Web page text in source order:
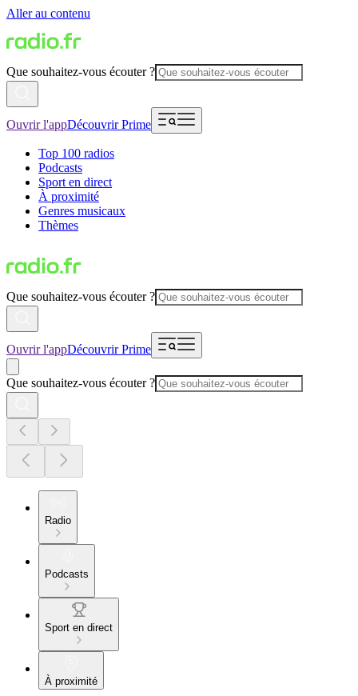
Aller au contenu
Que souhaitez-vous écouter ?
Ouvrir l'appDécouvrir Prime
Top 100 radios
Podcasts
Sport en direct
À proximité
Genres musicaux
Thèmes
Que souhaitez-vous écouter ?
Ouvrir l'appDécouvrir Prime
Que souhaitez-vous écouter ?
Radio
Podcasts
Sport en direct
À proximité